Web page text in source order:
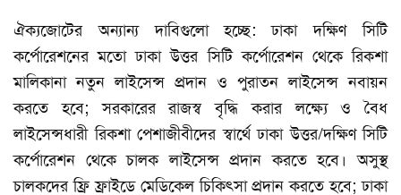
ঐক্যজোটের অন্যান্য দাবিগুলো হচ্ছে: ঢাকা দক্ষিণ সিটি
কর্পোরেশনের মতো ঢাকা উত্তর সিটি কর্পোরেশন থেকে রিকশা
মালিকানা নতুন লাইসেন্স প্রদান ও পুরাতন লাইসেন্স নবায়ন
করতে হবে; সরকারের রাজস্ব বৃদ্ধি করার লক্ষ্যে ও বৈধ
লাইসেন্সধারী রিকশা পেশাজীবীদের স্বার্থে ঢাকা উত্তর/দক্ষিণ সিটি
কর্পোরেশন থেকে চালক লাইসেন্স প্রদান করতে হবে। অসুস্থ
চালকদের ফ্রি ফ্রাইডে মেডিকেল চিকিৎসা প্রদান করতে হবে; ঢাকা